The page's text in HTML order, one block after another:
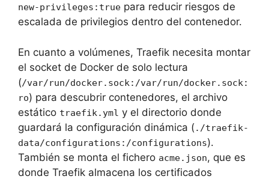
new-privileges:true para reducir riesgos de
escalada de privilegios dentro del contenedor.
En cuanto a volúmenes, Traefik necesita montar
el socket de Docker de solo lectura
(/var/run/docker.sock:/var/run/docker.sock:
ro) para descubrir contenedores, el archivo
estático traefik.yml y el directorio donde
guardará la configuración dinámica (./traefik-
data/configurations:/configurations).
También se monta el fichero acme.json, que es
donde Traefik almacena los certificados